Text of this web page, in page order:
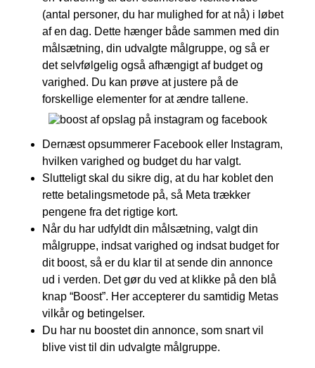
(antal personer, du har mulighed for at nå) i løbet
af en dag. Dette hænger både sammen med din
målsætning, din udvalgte målgruppe, og så er
det selvfølgelig også afhængigt af budget og
varighed. Du kan prøve at justere på de
forskellige elementer for at ændre tallene.
Dernæst opsummerer Facebook eller Instagram,
hvilken varighed og budget du har valgt.
Slutteligt skal du sikre dig, at du har koblet den
rette betalingsmetode på, så Meta trækker
pengene fra det rigtige kort.
Når du har udfyldt din målsætning, valgt din
målgruppe, indsat varighed og indsat budget for
dit boost, så er du klar til at sende din annonce
ud i verden. Det gør du ved at klikke på den blå
knap “Boost”. Her accepterer du samtidig Metas
vilkår og betingelser.
Du har nu boostet din annonce, som snart vil
blive vist til din udvalgte målgruppe.